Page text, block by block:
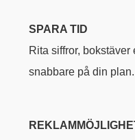
SPARA TID
Rita siffror,
snabbare på din plan.